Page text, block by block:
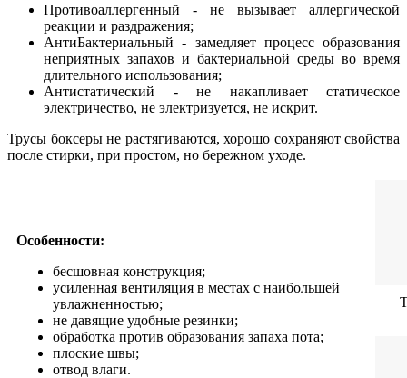
Противоаллергенный - не вызывает аллергической
реакции и раздражения;
АнтиБактериальный - замедляет процесс образования
неприятных запахов и бактериальной среды во время
длительного использования;
Антистатический - не накапливает статическое
электричество, не электризуется, не искрит.
Трусы боксеры не растягиваются, хорошо сохраняют свойства
после стирки, при простом, но бережном уходе.
Особенности:
бесшовная конструкция;
усиленная вентиляция в местах с наибольшей
увлажненностью;
не давящие удобные резинки;
обработка против образования запаха пота;
плоские швы;
отвод влаги.